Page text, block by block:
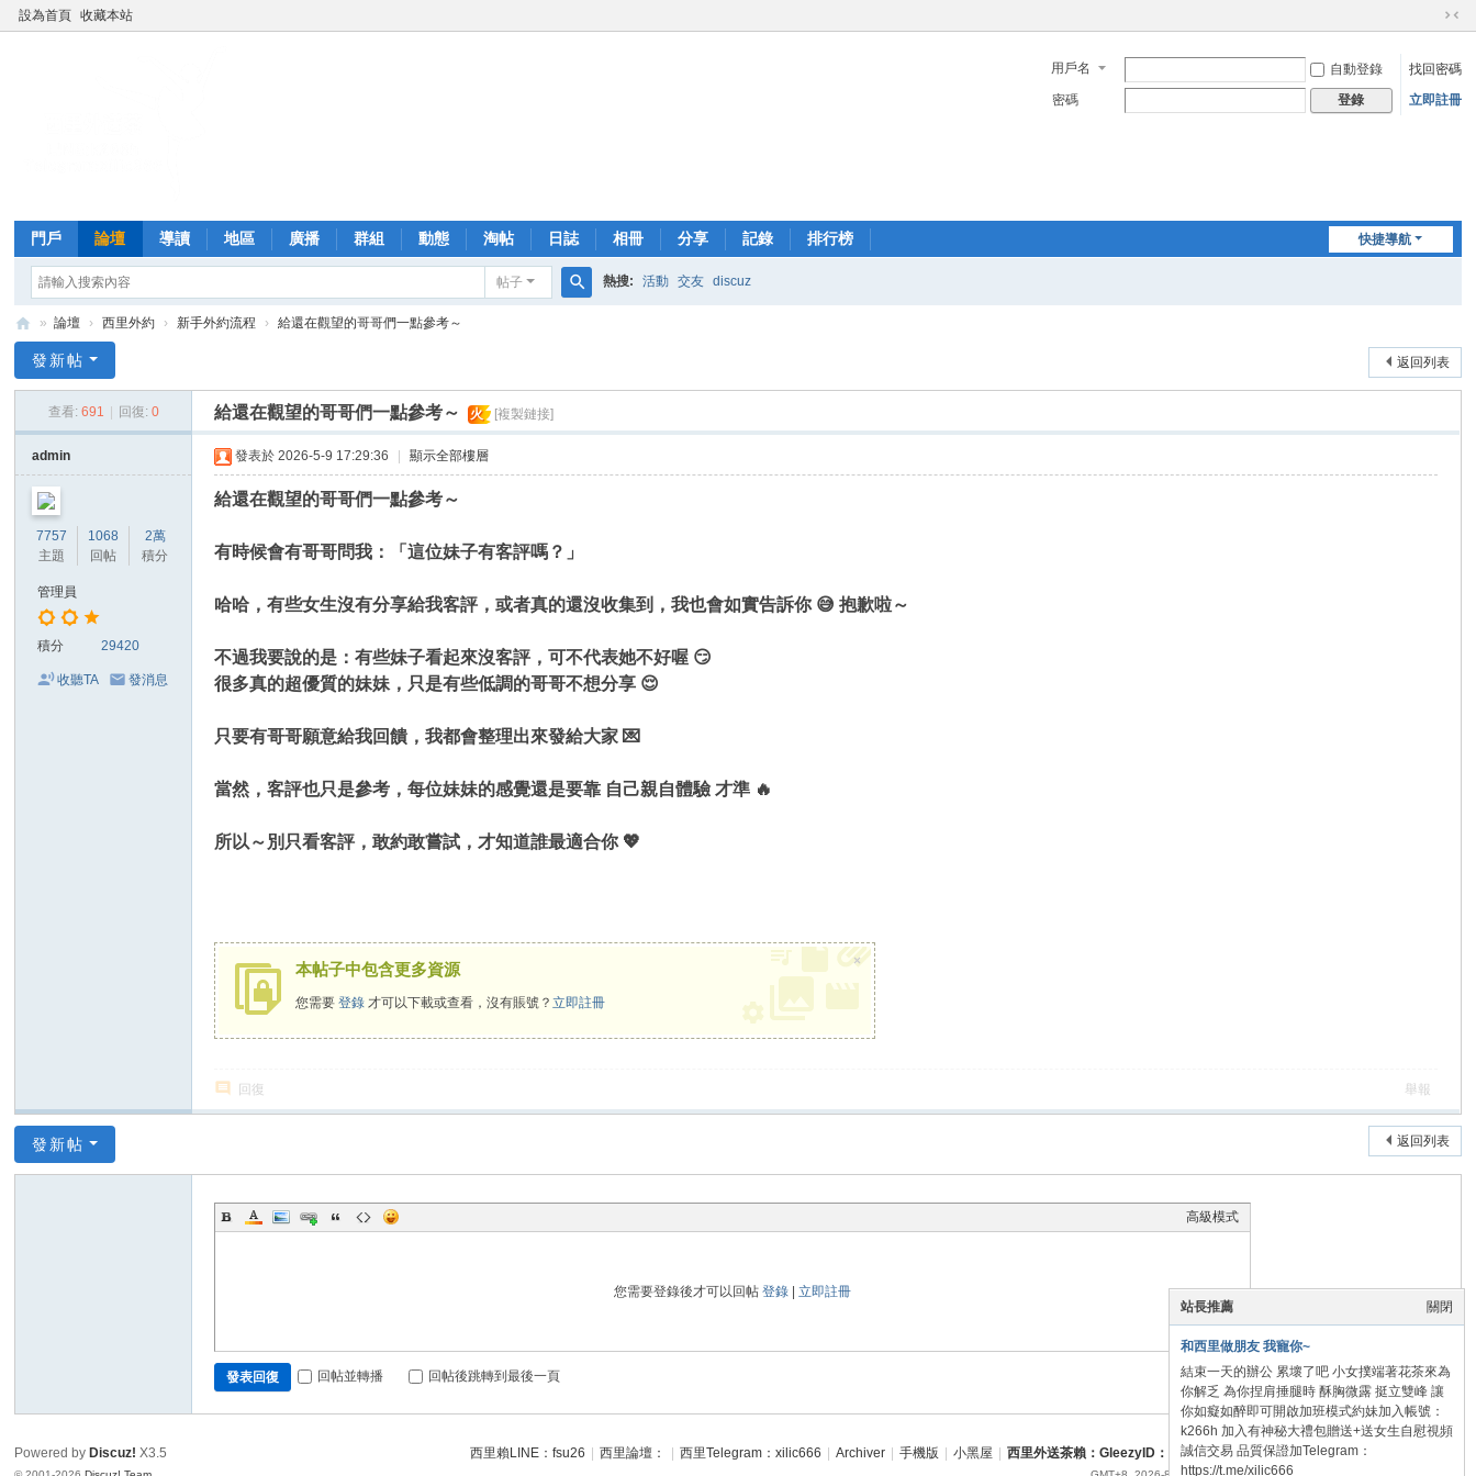
設為首頁 收藏本站
切
到
窄
用戶名 自動登錄
找回密碼
密碼
登錄 立即註冊
快捷導航
門戶 論壇 導讀 地區 廣播 群組 動態 淘帖 日誌 相冊 分享 記錄 排行榜
帖子 熱搜: 活動 交友 discuz
里
送
» 論壇 › 西里外約 › 新手外約流程 › 給還在觀望的哥哥們一點參考～
返回列表
發新帖
查看: 691 回復: 0 給還在觀望的哥哥們一點參考～ 火 [複製鏈接]
admin
7757
主題
1068
回帖
2萬
積分
管理員
積分 29420
收聽TA 發消息
發表於 2026-5-9 17:29:36 顯示全部樓層
給還在觀望的哥哥們一點參考～
有時候會有哥哥問我：「這位妹子有客評嗎？」
哈哈，有些女生沒有分享給我客評，或者真的還沒收集到，我也會如實告訴你 😅 抱歉啦～
不過我要說的是：有些妹子看起來沒客評，可不代表她不好喔 😏
很多真的超優質的妹妹，只是有些低調的哥哥不想分享 😌
只要有哥哥願意給我回饋，我都會整理出來發給大家 💌
當然，客評也只是參考，每位妹妹的感覺還是要靠 自己親自體驗 才準 🔥
所以～別只看客評，敢約敢嘗試，才知道誰最適合你 💖
本帖子中包含更多資源
您需要登錄 才可以下載或查看，沒有賬號？立即註冊
×
回復 舉報
返回列表
發新帖
高級模式
您需要登錄後才可以回帖登錄 |立即註冊
本版積分規則
發表回復 回帖並轉播 回帖後跳轉到最後一頁
關閉
站長推薦
和西里做朋友 我寵你~
結束一天的辦公 累壞了吧 小女撲端著花茶來為
你解乏 為你捏肩捶腿時 酥胸微露 挺立雙峰 讓
你如癡如醉即可開啟加班模式約妹加入帳號：
k266h 加入有神秘大禮包贈送+送女生自慰視頻
誠信交易 品質保證加Telegram：
https://t.me/xilic666
西里賴LINE：fsu26 西里論壇： 西里Telegram：xilic666 Archiver 手機版 小黑屋 西里外送茶賴：GleezyID：xilic666 Telegram：xilic666 西里賴：monesa74
Powered by Discuz! X3.5